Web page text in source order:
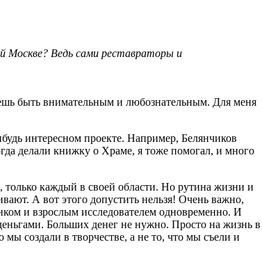
Ведь сами реставраторы и
быть внимательным и любознательным. Для меня
интересном проекте. Например, Белянчиков
делали книжку о Храме, я тоже помогал, и много
каждый в своей области. Но рутина жизни и
А вот этого допустить нельзя! Очень важно,
и взрослым исследователем одновременно. И
Больших денег не нужно. Просто на жизнь в
мы создали в творчестве, а не то, что мы съели и